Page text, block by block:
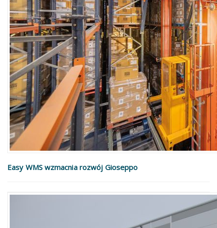
Easy WMS wzmacnia rozwój Gioseppo